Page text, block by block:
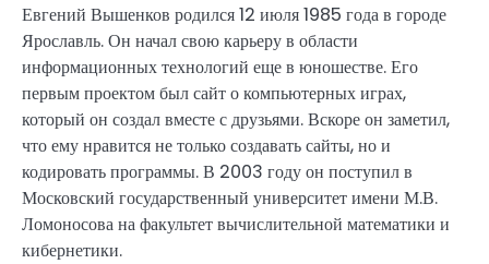
Евгений Вышенков родился 12 июля 1985 года в городе
Ярославль. Он начал свою карьеру в области
информационных технологий еще в юношестве. Его
первым проектом был сайт о компьютерных играх,
который он создал вместе с друзьями. Вскоре он заметил,
что ему нравится не только создавать сайты, но и
кодировать программы. В 2003 году он поступил в
Московский государственный университет имени М.В.
Ломоносова на факультет вычислительной математики и
кибернетики.